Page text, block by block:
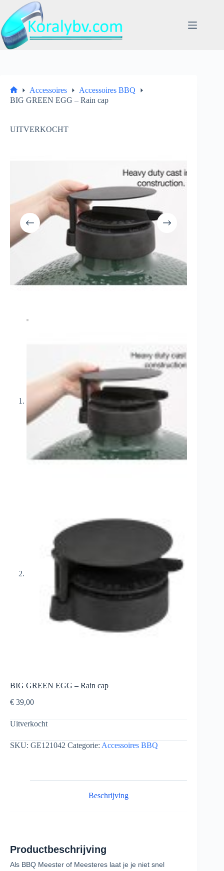
naar
de
inhoud
Home
Accessoires
Accessoires BBQ
BIG GREEN EGG – Rain cap
UITVERKOCHT
BIG GREEN EGG – Rain cap
€ 39,00
Uitverkocht
SKU: GE121042 Categorie: Accessoires BBQ
Beschrijving
Productbeschrijving
Als BBQ Meester of Meesteres laat je je niet snel